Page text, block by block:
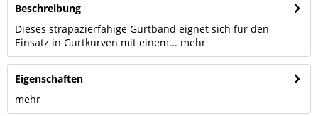
Beschreibung
Dieses strapazierfähige Gurtband eignet sich für den
Einsatz in Gurtkurven mit einem... mehr
Eigenschaften
mehr